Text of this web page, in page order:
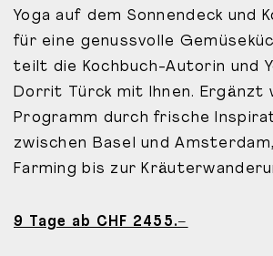
Yoga auf dem Sonnendeck und
für eine genussvolle
teilt die Kochbuch-Autorin und
Dorrit Türck mit Ihnen. Ergänzt
Programm durch frische
zwischen Basel und
Farming bis zur
9 Tage ab CHF 2455.–